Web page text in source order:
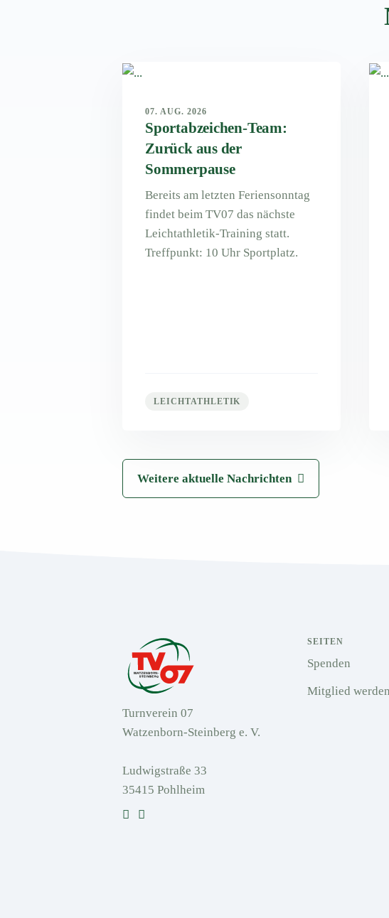
07. AUG. 2026
Sportabzeichen-Team:
Zurück aus der
Sommerpause
Bereits am letzten Feriensonntag
findet beim TV07 das nächste
Leichtathletik-Training statt.
Treffpunkt: 10 Uhr Sportplatz.
LEICHTATHLETIK
Weitere aktuelle Nachrichten
Turnverein 07
Watzenborn-Steinberg e. V.
Ludwigstraße 33
35415 Pohlheim
SEITEN
Spenden
Mitglied werden